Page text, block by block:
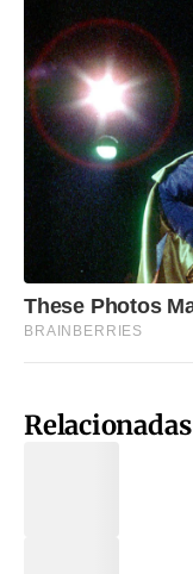
Relacionadas